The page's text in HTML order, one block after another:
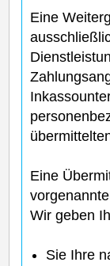
Eine
Eine
Wir geben
Sie Ihre